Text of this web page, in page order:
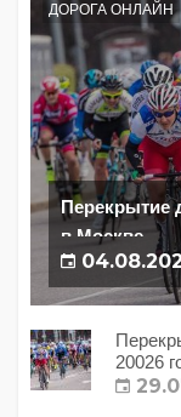
ДОРОГА ОНЛАЙН
Перекрытие
в Москве
20026